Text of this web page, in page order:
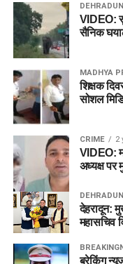
DEHRADUN
VIDEO:
सैनिक
MADHYA
शिक्षक
सोशल
CRIME 2
VIDEO:
अध्यक्ष पर
DEHRADUN
देहरादून:
महासचिव
ब्रेकिंग